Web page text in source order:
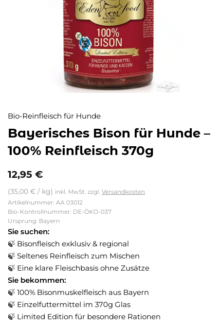
Bio-Reinfleisch für Hunde
Bayerisches Bison für Hunde –
100% Reinfleisch 370g
12,95 €
(35,00 € / kg) inkl. MwSt. zzgl. Versandkosten
Artikelnummer: AA 03012
Bio-Kontrollnummer: DE-ÖKO-037
Ursprung: Bayern
Sie suchen:
🍃 Bisonfleisch exklusiv & regional
🍃 Seltenes Reinfleisch zum Mischen
🍃 Eine klare Fleischbasis ohne Zusätze
Sie bekommen:
🍃 100% Bisonmuskelfleisch aus Bayern
🍃 Einzelfuttermittel im 370g Glas
🍃 Limited Edition für besondere Rationen